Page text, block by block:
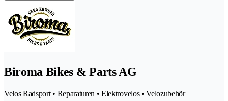
Biroma Bikes & Parts AG
Velos Radsport • Reparaturen • Elektrovelos • Velozubehör